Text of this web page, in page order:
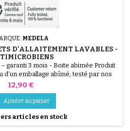
MEDELA
D'ALLAITEMENT LAVABLES -
garanti 3 mois - Boite abimée Produit
d’un emballage abîmé, testé par nos
Les Coussinets d'Allaitement
de lait. Fabriqués dans un matériau
qui réduit les odeurs,...
Prix
12,90 €
Ajouter au panier
articles en stock